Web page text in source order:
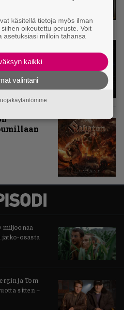
jo
Battle
miljoonaa
jatko-osasta
ja Tom
sitten –
käsitellä tietoja myös ilman
oikeutettu peruste. Voit
asetuksiasi milloin tahansa
kaikki
valintani